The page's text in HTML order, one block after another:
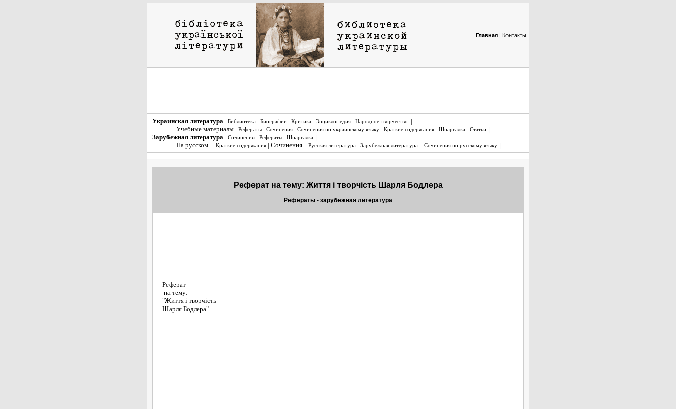
Главная | Контакты
Украинская литература : Библиотека : Биографии : Критика : Энциклопедия : Народное творчество
|
Учебные материалы : Рефераты : Сочинения : Сочинения по украинскому языку : Краткие содержания : Шпаргалка : Статьи
|
Зарубежная литература : Сочинения : Рефераты : Шпаргалка
|
На русском
: Краткие содержания | Сочинения : Русская литература : Зарубежная литература : Сочинения по русскому языку |
Реферат на тему: Життя і творчість Шарля Бодлера
Рефераты - зарубежная литература
Реферат
на тему:
"Життя і творчість
Шарля Бодлера"